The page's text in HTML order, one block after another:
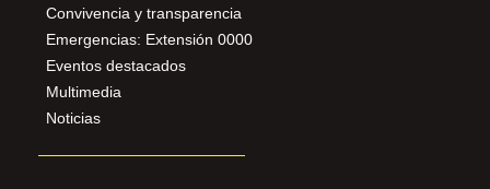
Convivencia y transparencia
Emergencias: Extensión 0000
Eventos destacados
Multimedia
Noticias